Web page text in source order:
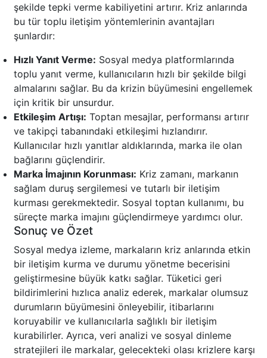
şekilde tepki verme kabiliyetini artırır. Kriz anlarında
bu tür toplu iletişim yöntemlerinin avantajları
şunlardır:
Hızlı Yanıt Verme: Sosyal medya platformlarında
toplu yanıt verme, kullanıcıların hızlı bir şekilde bilgi
almalarını sağlar. Bu da krizin büyümesini engellemek
için kritik bir unsurdur.
Etkileşim Artışı: Toptan mesajlar, performansı artırır
ve takipçi tabanındaki etkileşimi hızlandırır.
Kullanıcılar hızlı yanıtlar aldıklarında, marka ile olan
bağlarını güçlendirir.
Marka İmajının Korunması: Kriz zamanı, markanın
sağlam duruş sergilemesi ve tutarlı bir iletişim
kurması gerekmektedir. Sosyal toptan kullanımı, bu
süreçte marka imajını güçlendirmeye yardımcı olur.
Sonuç ve Özet
Sosyal medya izleme, markaların kriz anlarında etkin
bir iletişim kurma ve durumu yönetme becerisini
geliştirmesine büyük katkı sağlar. Tüketici geri
bildirimlerini hızlıca analiz ederek, markalar olumsuz
durumların büyümesini önleyebilir, itibarlarını
koruyabilir ve kullanıcılarla sağlıklı bir iletişim
kurabilirler. Ayrıca, veri analizi ve sosyal dinleme
stratejileri ile markalar, gelecekteki olası krizlere karşı